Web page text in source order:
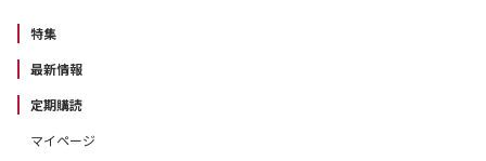
特集
最新情報
定期購読
マイページ